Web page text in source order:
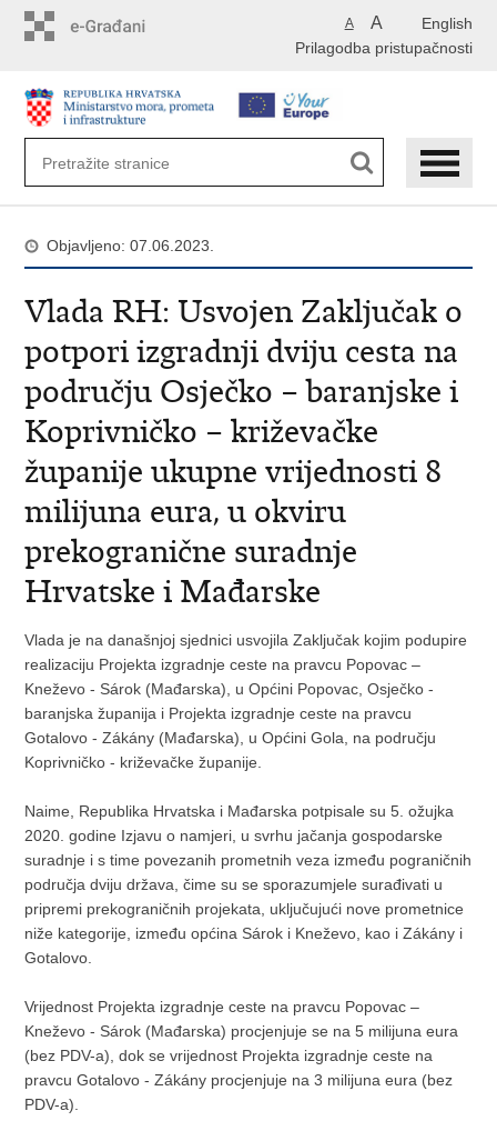
English
A A
Prilagodba pristupačnosti
Objavljeno: 07.06.2023.
Vlada RH: Usvojen Zaključak o
potpori izgradnji dviju cesta na
području Osječko – baranjske i
Koprivničko – križevačke
županije ukupne vrijednosti 8
milijuna eura, u okviru
prekogranične suradnje
Hrvatske i Mađarske
Vlada je na današnjoj sjednici usvojila Zaključak kojim podupire
realizaciju Projekta izgradnje ceste na pravcu Popovac –
Kneževo - Sárok (Mađarska), u Općini Popovac, Osječko -
baranjska županija i Projekta izgradnje ceste na pravcu
Gotalovo - Zákány (Mađarska), u Općini Gola, na području
Koprivničko - križevačke županije.
Naime, Republika Hrvatska i Mađarska potpisale su 5. ožujka
2020. godine Izjavu o namjeri, u svrhu jačanja gospodarske
suradnje i s time povezanih prometnih veza između pograničnih
područja dviju država, čime su se sporazumjele surađivati u
pripremi prekograničnih projekata, uključujući nove prometnice
niže kategorije, između općina Sárok i Kneževo, kao i Zákány i
Gotalovo.
Vrijednost Projekta izgradnje ceste na pravcu Popovac –
Kneževo - Sárok (Mađarska) procjenjuje se na 5 milijuna eura
(bez PDV-a), dok se vrijednost Projekta izgradnje ceste na
pravcu Gotalovo - Zákány procjenjuje na 3 milijuna eura (bez
PDV-a).